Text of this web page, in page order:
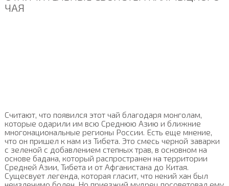
ЧАЯ
Считают, что появился этот чай благодаря монголам,
которые одарили им всю Среднюю Азию и ближние
многонациональные регионы России. Есть еще мнение,
что он пришел к нам из Тибета. Это смесь черной заварки
с зеленой с добавлением степных трав, в основном на
основе бадана, который распространен на территории
Средней Азии, Тибета и от Афганистана до Китая.
Сущесвует легенда, которая гласит, что некий хан был
неизлечимо болен. Но приезжий мудрец посоветовал ему